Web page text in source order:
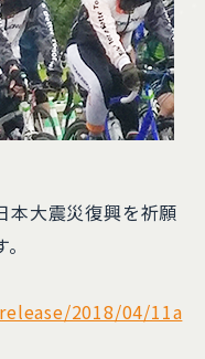
本大震災復興を祈願
2018/04/11a